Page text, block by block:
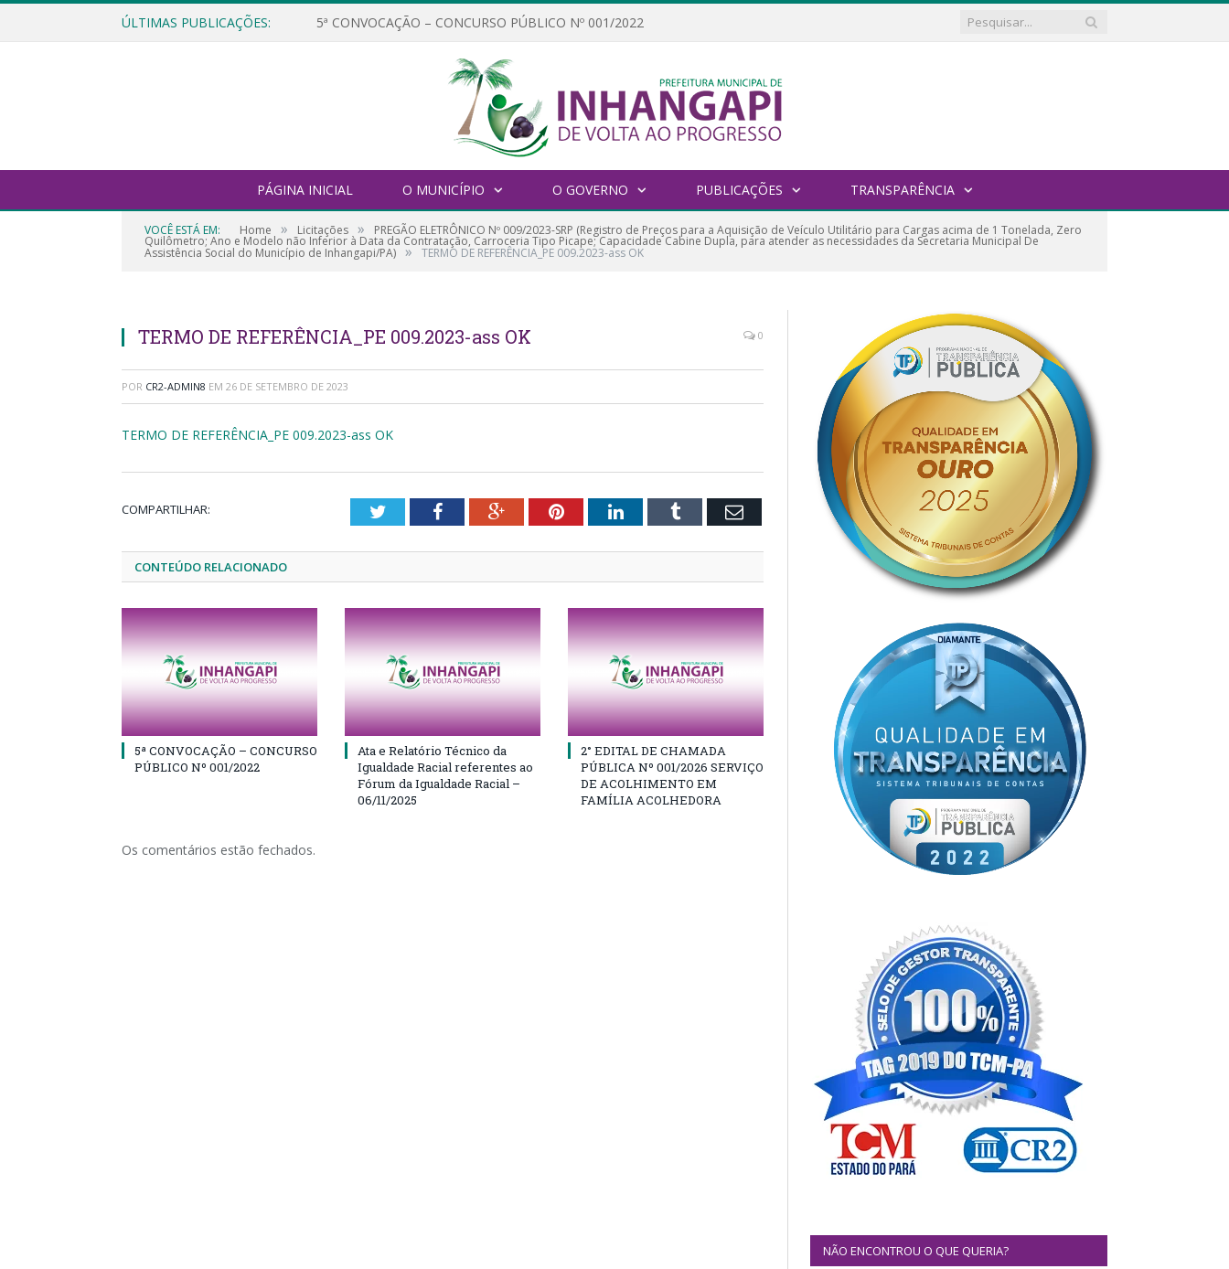
ÚLTIMAS PUBLICAÇÕES: 5ª CONVOCAÇÃO – CONCURSO PÚBLICO Nº 001/2022
PÁGINA INICIAL O MUNICÍPIO O GOVERNO PUBLICAÇÕES TRANSPARÊNCIA
VOCÊ ESTÁ EM: Home » Licitações » PREGÃO ELETRÔNICO Nº 009/2023-SRP (Registro de Preços para a Aquisição de Veículo Utilitário para Cargas acima de 1 Tonelada, Zero
Quilômetro; Ano e Modelo não Inferior à Data da Contratação, Carroceria Tipo Picape; Capacidade Cabine Dupla, para atender as necessidades da Secretaria Municipal De
Assistência Social do Município de Inhangapi/PA) » TERMO DE REFERÊNCIA_PE 009.2023-ass OK
TERMO DE REFERÊNCIA_PE 009.2023-ass OK 0
POR CR2-ADMIN8 EM 26 DE SETEMBRO DE 2023
TERMO DE REFERÊNCIA_PE 009.2023-ass OK
COMPARTILHAR: TwitterFacebookGoogle+PinterestLinkedInTumblr Email
CONTEÚDO RELACIONADO
5ª CONVOCAÇÃO – CONCURSO
PÚBLICO Nº 001/2022
Ata e Relatório Técnico da
Igualdade Racial referentes ao
Fórum da Igualdade Racial –
06/11/2025
2° EDITAL DE CHAMADA
PÚBLICA Nº 001/2026 SERVIÇO
DE ACOLHIMENTO EM
FAMÍLIA ACOLHEDORA
Os comentários estão fechados.
NÃO ENCONTROU O QUE QUERIA?